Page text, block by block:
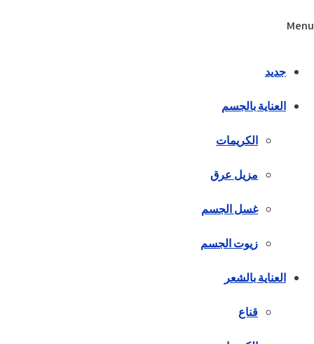
Menu
جديد
العناية بالجسم
الكريمات
مزيل عرق
غسل الجسم
زيوت الجسم
العناية بالشعر
قناع